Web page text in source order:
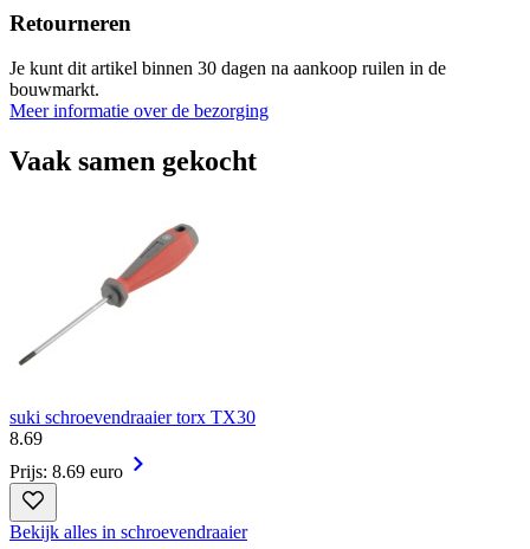
Retourneren
Je kunt dit artikel binnen 30 dagen na aankoop ruilen in de
bouwmarkt.
Meer informatie over de bezorging
Vaak samen gekocht
suki schroevendraaier torx TX30
8.69
Prijs: 8.69 euro
Bekijk alles in schroevendraaier